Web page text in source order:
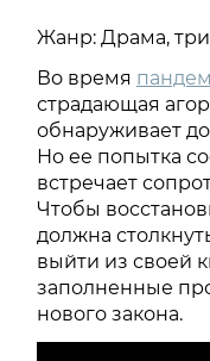
Жанр: Драма,
Во время
страдающая
обнаруживает
Но ее попытка
встречает
Чтобы
должна
выйти из своей
заполненные
нового закона.